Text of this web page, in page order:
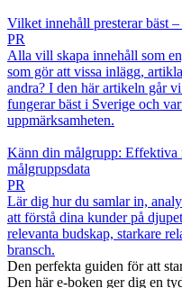
Vilket innehåll presterar bäst
PR
Alla vill skapa innehåll som
som gör att vissa inlägg,
andra? I den här artikeln går
fungerar bäst i Sverige och
uppmärksamheten.
Känn din målgrupp: Effektiva
målgruppsdata
PR
Lär dig hur du samlar in,
att förstå dina kunder på
relevanta budskap, starkare
bransch.
Den perfekta guiden för att
Den här e-boken ger dig en